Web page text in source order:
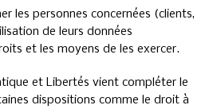
les personnes concernées (clients,
de leurs données
et les moyens de les exercer.
et Libertés vient compléter le
dispositions comme le droit à